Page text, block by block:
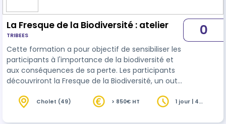
La Fresque de la Biodiversité : atelier
TRIBEES
Cette formation a pour objectif de sensibiliser les
participants à l'importance de la biodiversité et
aux conséquences de sa perte. Les participants
découvriront la Fresque de la Biodiversité, un outil
comprendre la complexité des écosystèmes. Ils
0
Cholet (49) > 850€ HT
1 jour | 4